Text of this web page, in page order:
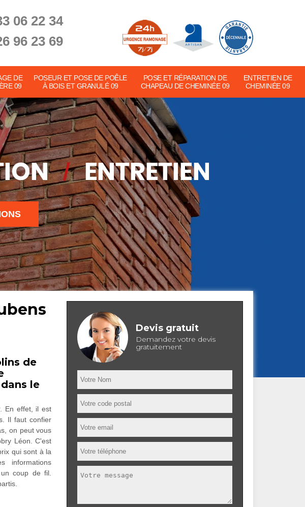
06 22 34
96 23 69
DE
09
POSEUR ET POSE DE POÊLE
À BOIS ET GRANULÉ 09
POSE ET RÉPARATION DE
CHAPEAU DE CHEMINÉE 09
ENTRETIEN DE
CHEMINÉE 09
de
le
En effet, il est
Il faut confier
on peut vous
Léon. C'est
qui sont à la
informations
coup de fil.
Devis gratuit
Demandez votre devis
gratuitement